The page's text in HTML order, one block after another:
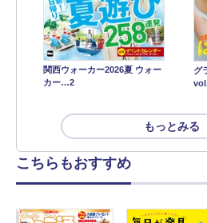
関西ウォーカー2026夏 ウォー
カー…2
グ
もっとみる
こちらもおすすめ